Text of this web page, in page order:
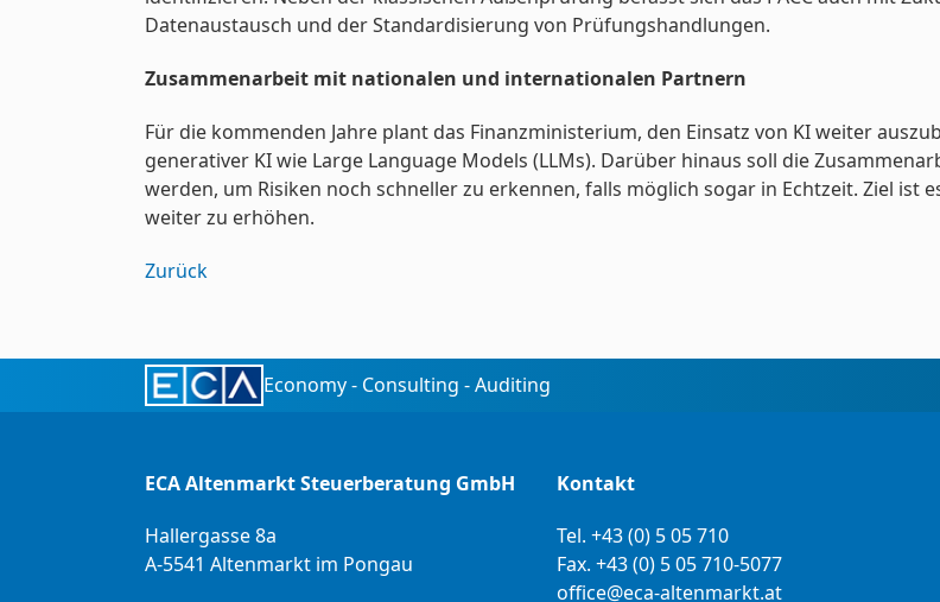
Datenaustausch und der Standardisierung von Prüfungshandlungen.
Zusammenarbeit mit nationalen und internationalen Partnern
Für die kommenden Jahre plant das Finanzministerium, den Einsatz von KI weiter
generativer KI wie Large Language Models (LLMs). Darüber hinaus soll die
werden, um Risiken noch schneller zu erkennen, falls möglich sogar in Echtzeit. Ziel ist
weiter zu erhöhen.
Zurück
Economy - Consulting - Auditing
ECA Altenmarkt Steuerberatung GmbH
Hallergasse 8a
A-5541 Altenmarkt im Pongau
Kontakt
Tel.+43 (0) 5 05 710
Fax. +43 (0) 5 05 710-5077
office@eca-altenmarkt.at